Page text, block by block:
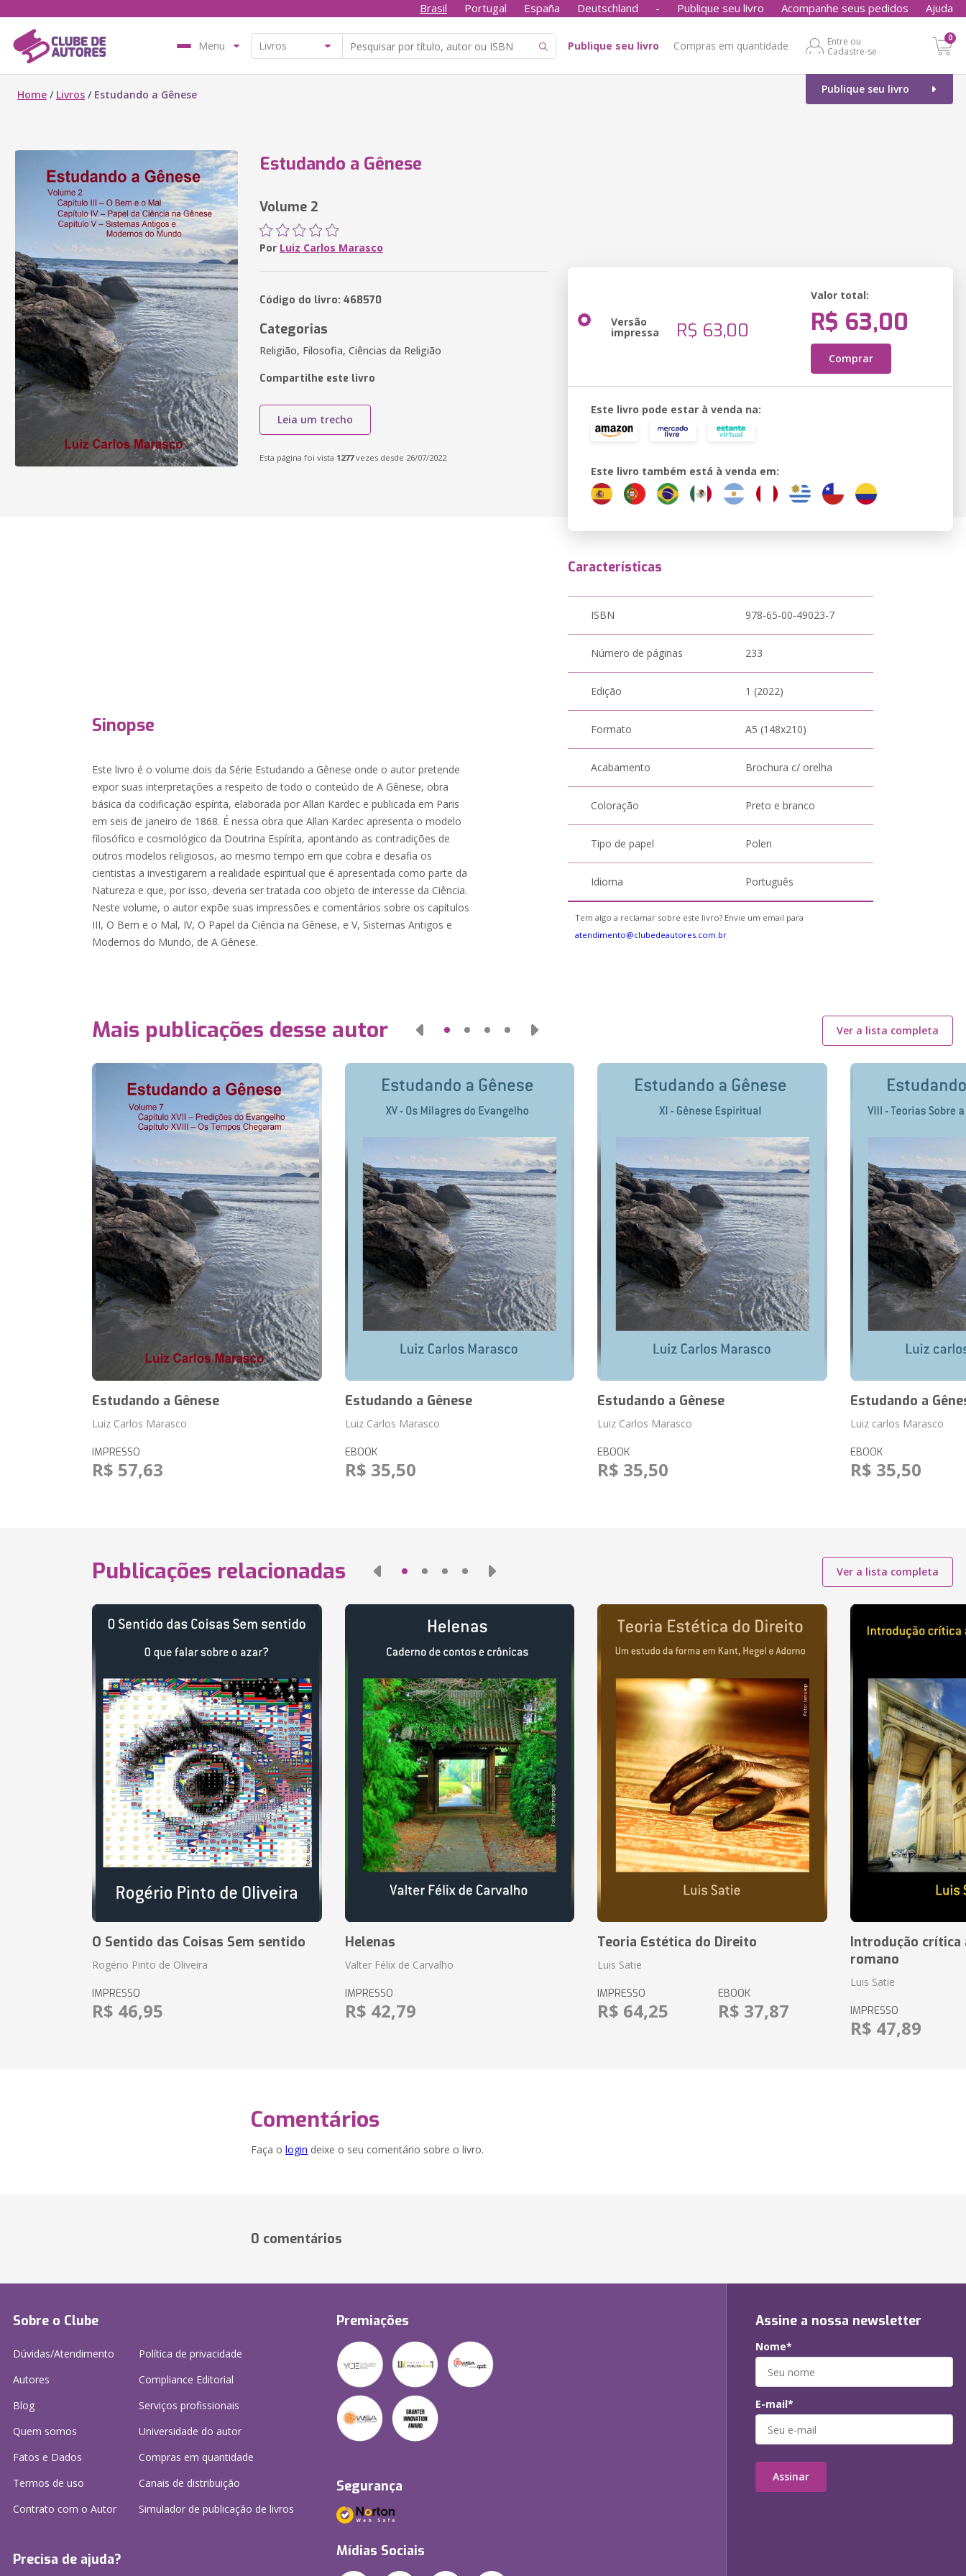
Brasil Portugal España Deutschland - Publique seu livro Acompanhe seus pedidos Ajuda
Menu Publique seu livro Compras em quantidade
Entre ou
Cadastre-se
0
Publique seu livro
Home / Livros / Estudando a Gênese
Estudando a Gênese
Volume 2
Por Luiz Carlos Marasco
Código do livro: 468570
Categorias
Religião, Filosofia, Ciências da Religião
Compartilhe este livro
Leia um trecho
Esta página foi vista 1277vezes desde 26/07/2022
Versão
impressa R$ 63,00
Valor total:
R$ 63,00
Comprar
Este livro pode estar à venda na:
Este livro também está à venda em:
Sinopse
Este livro é o volume dois da Série Estudando a Gênese onde o autor pretende
expor suas interpretações a respeito de todo o conteúdo de A Gênese, obra
básica da codificação espírita, elaborada por Allan Kardec e publicada em Paris
em seis de janeiro de 1868. É nessa obra que Allan Kardec apresenta o modelo
filosófico e cosmológico da Doutrina Espírita, apontando as contradições de
outros modelos religiosos, ao mesmo tempo em que cobra e desafia os
cientistas a investigarem a realidade espiritual que é apresentada como parte da
Natureza e que, por isso, deveria ser tratada coo objeto de interesse da Ciência.
Neste volume, o autor expõe suas impressões e comentários sobre os capítulos
III, O Bem e o Mal, IV, O Papel da Ciência na Gênese, e V, Sistemas Antigos e
Modernos do Mundo, de A Gênese.
Características
ISBN 978-65-00-49023-7
Número de páginas 233
Edição 1 (2022)
Formato A5 (148x210)
Acabamento Brochura c/ orelha
Coloração Preto e branco
Tipo de papel Polen
Idioma Português
Tem algo a reclamar sobre este livro? Envie um email para
atendimento@clubedeautores.com.br
Mais publicações desse autor Ver a lista completa
Estudando a Gênese
Luiz Carlos Marasco
IMPRESSO
R$ 57,63
Estudando a Gênese
Luiz Carlos Marasco
EBOOK
R$ 35,50
Estudando a Gênese
Luiz Carlos Marasco
EBOOK
R$ 35,50
Estudando a
Luiz carlos Marasco
EBOOK
R$ 35,50
Publicações relacionadas Ver a lista completa
O Sentido das Coisas Sem sentido
Rogério Pinto de Oliveira
IMPRESSO
R$ 46,95
Helenas
Valter Félix de Carvalho
IMPRESSO
R$ 42,79
Teoria Estética do Direito
Luis Satie
IMPRESSO
R$ 64,25
EBOOK
R$ 37,87
Introdução crítica
romano
Luis Satie
IMPRESSO
R$ 47,89
Comentários
Faça o login deixe o seu comentário sobre o livro.
0 comentários
Sobre o Clube
Dúvidas/Atendimento
Autores
Blog
Quem somos
Fatos e Dados
Termos de uso
Contrato com o Autor
Política de privacidade
Compliance Editorial
Serviços profissionais
Universidade do autor
Compras em quantidade
Canais de distribuição
Simulador de publicação de livros
Precisa de ajuda?
Premiações
Segurança
Mídias Sociais
Assine a nossa newsletter
Nome*
E-mail*
Assinar